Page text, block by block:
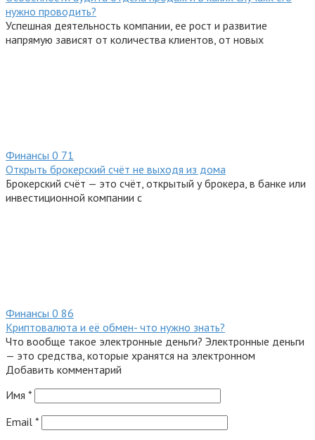
нужно проводить?
Успешная деятельность компании, ее рост и развитие
напрямую зависят от количества клиентов, от новых
Финансы 0 71
Открыть брокерский счёт не выходя из дома
Брокерский счёт — это счёт, открытый у брокера, в банке или
инвестиционной компании с
Финансы 0 86
Криптовалюта и её обмен- что нужно знать?
Что вообще такое электронные деньги? Электронные деньги
— это средства, которые хранятся на электронном
Добавить комментарий
Имя *
Email *